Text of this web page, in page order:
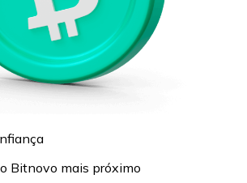
Bitnovo mais próximo